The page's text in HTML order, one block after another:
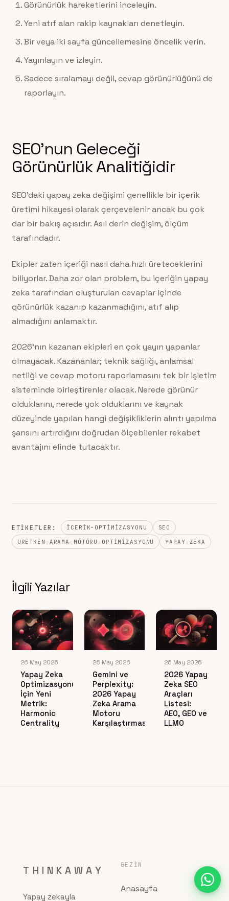
Görünürlük hareketlerini inceleyin.
Yeni atıf alan rakip kaynakları denetleyin.
Bir veya iki sayfa güncellemesine öncelik verin.
Yayınlayın ve izleyin.
Sadece sıralamayı değil, cevap görünürlüğünü de
raporlayın.
SEO’nun Geleceği
Görünürlük Analitiğidir
SEO’daki yapay zeka değişimi genellikle bir içerik
üretimi hikayesi olarak çerçevelenir ancak bu çok
dar bir bakış açısıdır. Asıl derin değişim, ölçüm
tarafındadır.
Ekipler zaten içeriği nasıl daha hızlı üreteceklerini
biliyorlar. Daha zor olan problem, bu içeriğin yapay
zeka tarafından oluşturulan cevaplar içinde
görünürlük kazanıp kazanmadığını, atıf alıp
almadığını anlamaktır.
2026’nın kazanan ekipleri en çok yayın yapanlar
olmayacak. Kazananlar; teknik sağlığı, anlamsal
netliği ve cevap motoru raporlamasını tek bir işletim
sisteminde birleştirenler olacak. Nerede görünür
olduklarını, nerede yok olduklarını ve kaynak
düzeyinde yapılan hangi değişikliklerin alıntı yapılma
şansını artırdığını doğrudan ölçebilenler rekabet
avantajını elinde tutacaktır.
ETIKETLER: ICERIK-OPTIMIZASYONU
SEO
URETKEN-ARAMA-MOTORU-OPTIMIZASYONU
YAPAY-ZEKA
İlgili Yazılar
26 May 2026
Yapay Zeka
Optimizasyonu
İçin Yeni
Metrik:
Harmonic
Centrality
26 May 2026
Gemini ve
Perplexity:
2026 Yapay
Zeka Arama
Motoru
Karşılaştırması
26 May 2026
2026 Yapay
Zeka SEO
Araçları
Listesi:
AEO, GEO ve
LLMO
THINKAWAY
Yapay zekayla
GEZIN
Anasayfa